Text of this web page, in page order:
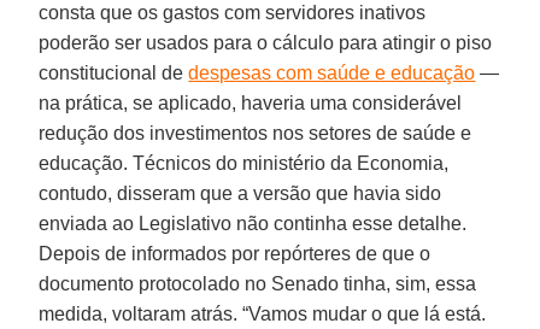
consta que os gastos com servidores inativos
poderão ser usados para o cálculo para atingir o piso
constitucional de despesas com saúde e educação —
na prática, se aplicado, haveria uma considerável
redução dos investimentos nos setores de saúde e
educação. Técnicos do ministério da Economia,
contudo, disseram que a versão que havia sido
enviada ao Legislativo não continha esse detalhe.
Depois de informados por repórteres de que o
documento protocolado no Senado tinha, sim, essa
medida, voltaram atrás. “Vamos mudar o que lá está.